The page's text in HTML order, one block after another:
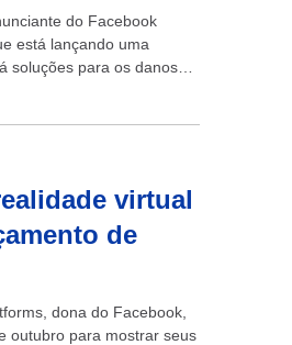
do Facebook
está lançando uma
soluções para os danos
virtual
de
dona do Facebook,
outubro para mostrar seus